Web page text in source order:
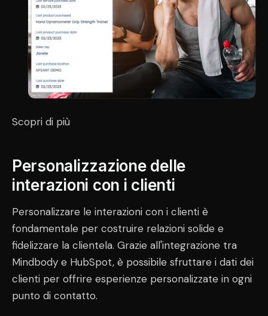
Scopri di più
Personalizzazione delle
interazioni con i clienti
Personalizzare le interazioni con i clienti è
fondamentale per costruire relazioni solide e
fidelizzare la clientela. Grazie all'integrazione tra
Mindbody e HubSpot, è possibile sfruttare i dati dei
clienti per offrire esperienze personalizzate in ogni
punto di contatto.